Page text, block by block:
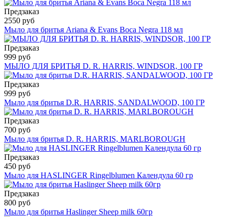
Предзаказ
2550 руб
Мыло для бритья Ariana & Evans Boca Negra 118 мл
Предзаказ
999 руб
МЫЛО ДЛЯ БРИТЬЯ D. R. HARRIS, WINDSOR, 100 ГР
Предзаказ
999 руб
Мыло для бритья D.R. HARRIS, SANDALWOOD, 100 ГР
Предзаказ
700 руб
Мыло для бритья D. R. HARRIS, MARLBOROUGH
Предзаказ
450 руб
Мыло для HASLINGER Ringelblumen Календула 60 гр
Предзаказ
800 руб
Мыло для бритья Haslinger Sheep milk 60гр